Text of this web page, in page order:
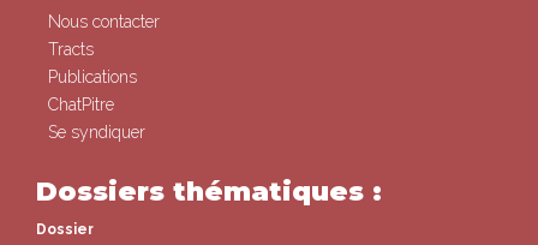
Nous contacter
Tracts
Publications
ChatPitre
Se syndiquer
Dossiers thématiques :
Dossier